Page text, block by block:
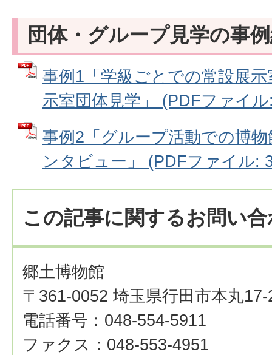
団体・グループ見学の事
事例1「学級ごとでの常設展
示室団体見学」 (PDFファイ
事例2「グループ活動での博
ンタビュー」 (PDFファイル:
この記事に関するお問い
郷土博物館
〒361-0052 埼玉県行田市本丸17-
電話番号：048-554-5911
ファクス：048-553-4951